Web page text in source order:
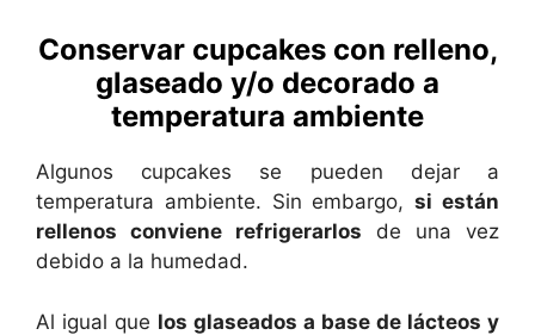
Conservar cupcakes con relleno,
glaseado y/o decorado a
temperatura ambiente
Algunos cupcakes se pueden dejar a
temperatura ambiente. Sin embargo,si están
rellenos conviene refrigerarlos de una vez
debido a la humedad.
Al igual que los glaseados a base de lácteos y